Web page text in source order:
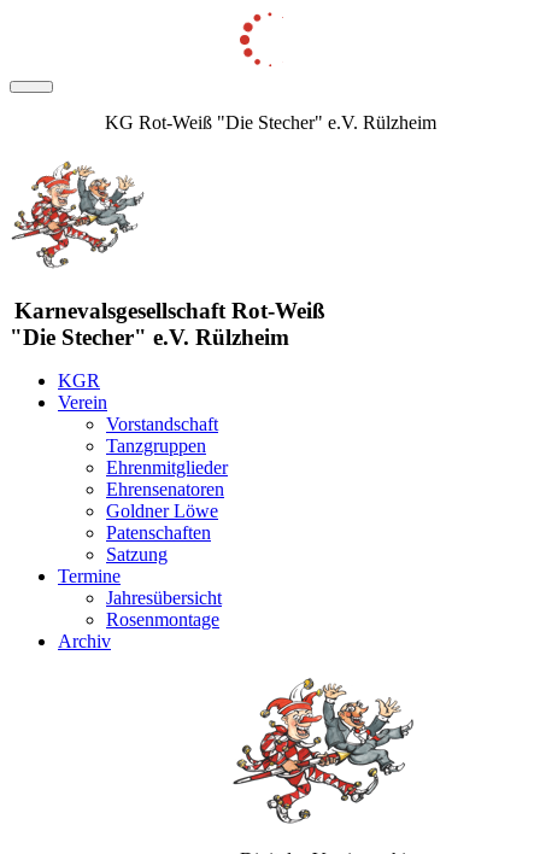
KG Rot-Weiß "Die Stecher" e.V. Rülzheim
Karnevalsgesellschaft Rot-Weiß
"Die Stecher" e.V. Rülzheim
KGR
Verein
Vorstandschaft
Tanzgruppen
Ehrenmitglieder
Ehrensenatoren
Goldner Löwe
Patenschaften
Satzung
Termine
Jahresübersicht
Rosenmontage
Archiv